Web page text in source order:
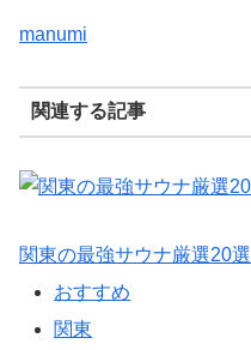
manumi
関連する記事
関東の最強サウナ厳選20選
おすすめ
関東